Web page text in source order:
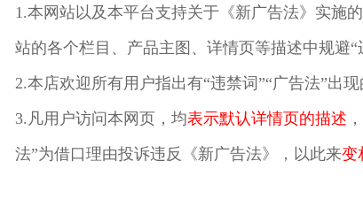
1.本网站以及本平台支持关于《新广告法》实施
站的各个栏目、产品主图、详情页等描述中规避“
2.本店欢迎所有用户指出有“违禁词”“广告法”出
3.凡用户访问本网页，均表示默认详情页的描述
法”为借口理由投诉违反《新广告法》，以此来变